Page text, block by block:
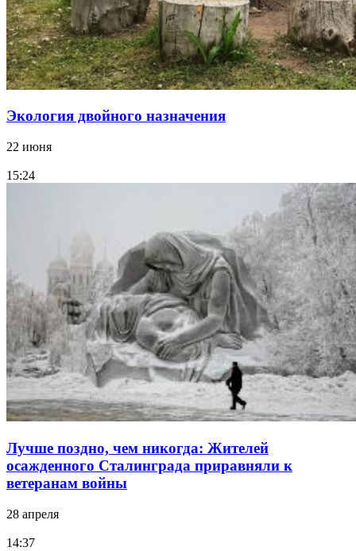
Экология двойного назначения
22 июня
15:24
Лучше поздно, чем никогда: Жителей
осажденного Сталинграда приравняли к
ветеранам войны
28 апреля
14:37